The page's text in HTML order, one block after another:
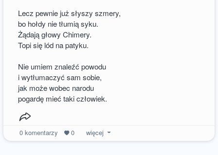
Lecz pewnie już słyszy szmery,
bo hołdy nie tłumią syku.
Żądają głowy Chimery.
Topi się lód na patyku.
Nie umiem znaleźć powodu
i wytłumaczyć sam sobie,
jak może wobec narodu
pogardę mieć taki człowiek.
0komentarzy 0 więcej